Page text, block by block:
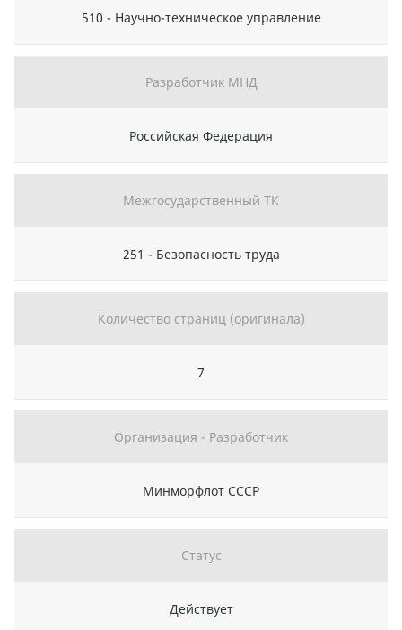
510 - Научно-техническое управление
Разработчик МНД
Российская Федерация
Межгосударственный ТК
251 - Безопасность труда
Количество страниц (оригинала)
7
Организация - Разработчик
Минморфлот СССР
Статус
Действует